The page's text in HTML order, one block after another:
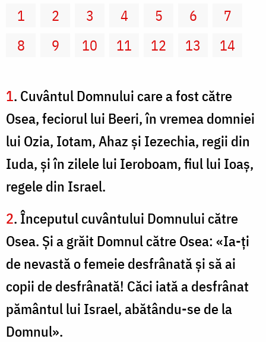
1 2 3 4 5 6
7
8
9 10 11 12 13 14
1. Cuvântul Domnului care a fost către
Osea, feciorul lui Beeri, în vremea domniei
lui Ozia, Iotam, Ahaz şi Iezechia, regii din
Iuda, şi în zilele lui Ieroboam, fiul lui Ioaş,
regele din Israel.
2. Începutul cuvântului Domnului către
Osea. Şi a grăit Domnul către Osea: «Ia-ţi
de nevastă o femeie desfrânată şi să ai
copii de desfrânată! Căci iată a desfrânat
pământul lui Israel, abătându-se de la
Domnul».